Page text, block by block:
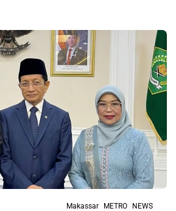
Makassar METRO NEWS